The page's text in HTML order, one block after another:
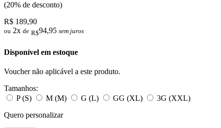
(20% de desconto)
R$ 189,90
ou 2x de R$94,95 sem juros
Disponível em estoque
Voucher não aplicável a este produto.
Tamanhos:
P (S)
M (M) G (L) GG (XL)
3G (XXL)
Quero personalizar